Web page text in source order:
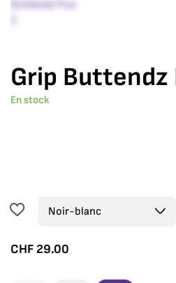
Grip Buttendz
En stock
CHF 29.00